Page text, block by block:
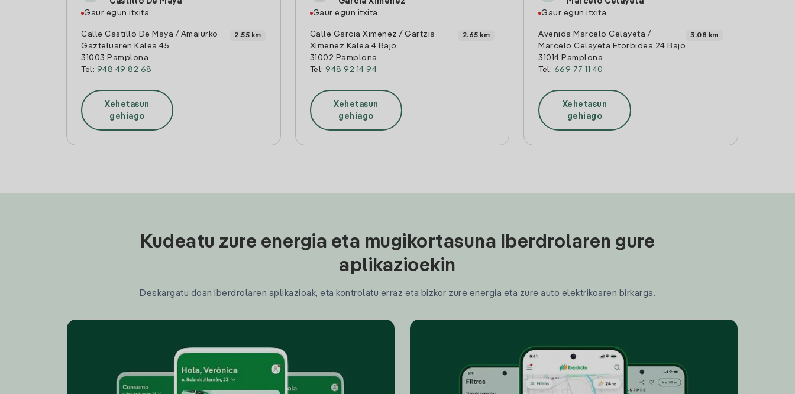
Gaur egun itxita
Calle Castillo De Maya / Amaiurko
Gazteluaren Kalea 45
31003 Pamplona
Tel: 948 49 82 68
2.55 km
Xehetasun
gehiago
Gaur egun itxita
Calle Garcia Ximenez / Gartzia
Ximenez Kalea 4 Bajo
31002 Pamplona
Tel:948 92 14 94
2.65 km
Xehetasun
gehiago
Gaur egun itxita
Avenida Marcelo Celayeta /
Marcelo Celayeta Etorbidea 24 Bajo
31014 Pamplona
Tel: 669 77 11 40
3.08 km
Xehetasun
gehiago
Kudeatu zure energia eta mugikortasuna Iberdrolaren gure
aplikazioekin
Deskargatu doan Iberdrolaren aplikazioak, eta kontrolatu erraz eta bizkor zure energia eta zure auto elektrikoaren birkarga.